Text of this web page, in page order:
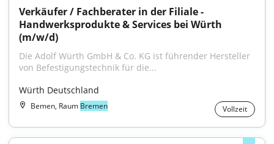
Verkäufer / Fachberater in der Filiale -
Handwerksprodukte & Services bei Würth
(m/w/d)
Die Adolf Würth GmbH & Co. KG ist führender Hersteller
von Befestigungstechnik für die...
Würth Deutschland
Bemen, Raum Bremen Vollzeit